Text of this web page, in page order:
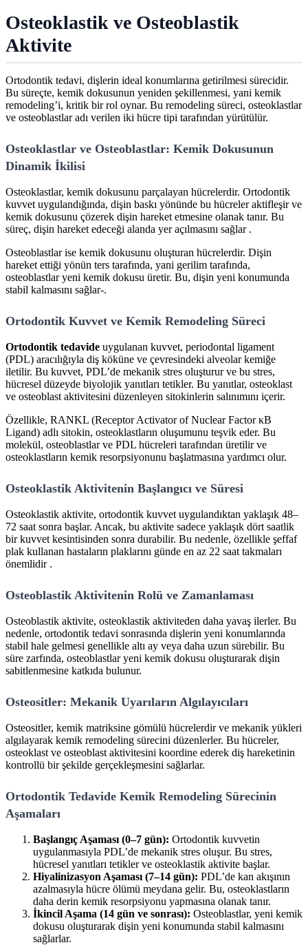
Osteoklastik ve Osteoblastik
Aktivite
Ortodontik tedavi, dişlerin ideal konumlarına getirilmesi sürecidir.
Bu süreçte, kemik dokusunun yeniden şekillenmesi, yani kemik
remodeling’i, kritik bir rol oynar. Bu remodeling süreci, osteoklastlar
ve osteoblastlar adı verilen iki hücre tipi tarafından yürütülür.
Osteoklastlar ve Osteoblastlar: Kemik Dokusunun
Dinamik İkilisi
Osteoklastlar, kemik dokusunu parçalayan hücrelerdir. Ortodontik
kuvvet uygulandığında, dişin baskı yönünde bu hücreler aktifleşir ve
kemik dokusunu çözerek dişin hareket etmesine olanak tanır. Bu
süreç, dişin hareket edeceği alanda yer açılmasını sağlar .
Osteoblastlar ise kemik dokusunu oluşturan hücrelerdir. Dişin
hareket ettiği yönün ters tarafında, yani gerilim tarafında,
osteoblastlar yeni kemik dokusu üretir. Bu, dişin yeni konumunda
stabil kalmasını sağlar-.
Ortodontik Kuvvet ve Kemik Remodeling Süreci
Ortodontik tedavide uygulanan kuvvet, periodontal ligament
(PDL) aracılığıyla diş köküne ve çevresindeki alveolar kemiğe
iletilir. Bu kuvvet, PDL’de mekanik stres oluşturur ve bu stres,
hücresel düzeyde biyolojik yanıtları tetikler. Bu yanıtlar, osteoklast
ve osteoblast aktivitesini düzenleyen sitokinlerin salınımını içerir.
Özellikle, RANKL (Receptor Activator of Nuclear Factor κB
Ligand) adlı sitokin, osteoklastların oluşumunu teşvik eder. Bu
molekül, osteoblastlar ve PDL hücreleri tarafından üretilir ve
osteoklastların kemik resorpsiyonunu başlatmasına yardımcı olur.
Osteoklastik Aktivitenin Başlangıcı ve Süresi
Osteoklastik aktivite, ortodontik kuvvet uygulandıktan yaklaşık 48–
72 saat sonra başlar. Ancak, bu aktivite sadece yaklaşık dört saatlik
bir kuvvet kesintisinden sonra durabilir. Bu nedenle, özellikle şeffaf
plak kullanan hastaların plaklarını günde en az 22 saat takmaları
önemlidir .
Osteoblastik Aktivitenin Rolü ve Zamanlaması
Osteoblastik aktivite, osteoklastik aktiviteden daha yavaş ilerler. Bu
nedenle, ortodontik tedavi sonrasında dişlerin yeni konumlarında
stabil hale gelmesi genellikle altı ay veya daha uzun sürebilir. Bu
süre zarfında, osteoblastlar yeni kemik dokusu oluşturarak dişin
sabitlenmesine katkıda bulunur.
Osteositler: Mekanik Uyarıların Algılayıcıları
Osteositler, kemik matriksine gömülü hücrelerdir ve mekanik yükleri
algılayarak kemik remodeling sürecini düzenlerler. Bu hücreler,
osteoklast ve osteoblast aktivitesini koordine ederek diş hareketinin
kontrollü bir şekilde gerçekleşmesini sağlarlar.
Ortodontik Tedavide Kemik Remodeling Sürecinin
Aşamaları
Başlangıç Aşaması (0–7 gün): Ortodontik kuvvetin
uygulanmasıyla PDL’de mekanik stres oluşur. Bu stres,
hücresel yanıtları tetikler ve osteoklastik aktivite başlar.
Hiyalinizasyon Aşaması (7–14 gün): PDL’de kan akışının
azalmasıyla hücre ölümü meydana gelir. Bu, osteoklastların
daha derin kemik resorpsiyonu yapmasına olanak tanır.
İkincil Aşama (14 gün ve sonrası): Osteoblastlar, yeni kemik
dokusu oluşturarak dişin yeni konumunda stabil kalmasını
sağlarlar.